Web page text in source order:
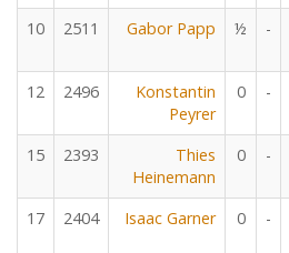
10 2511 Gabor Papp ½ -
12 2496
Konstantin
Peyrer
0 -
15 2393
Thies
Heinemann
0 -
17 2404 Isaac Garner 0 -